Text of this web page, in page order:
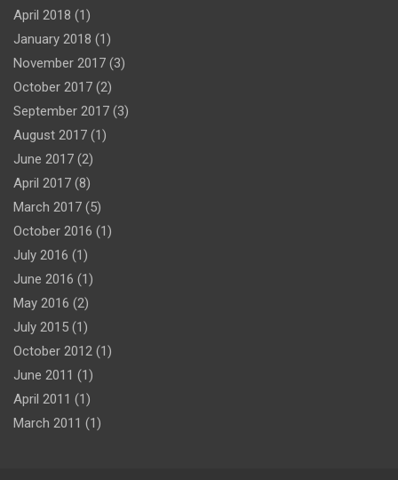
April 2018 (1)
January 2018 (1)
November 2017 (3)
October 2017 (2)
September 2017 (3)
August 2017 (1)
June 2017 (2)
April 2017 (8)
March 2017 (5)
October 2016 (1)
July 2016 (1)
June 2016 (1)
May 2016 (2)
July 2015 (1)
October 2012 (1)
June 2011 (1)
April 2011 (1)
March 2011 (1)